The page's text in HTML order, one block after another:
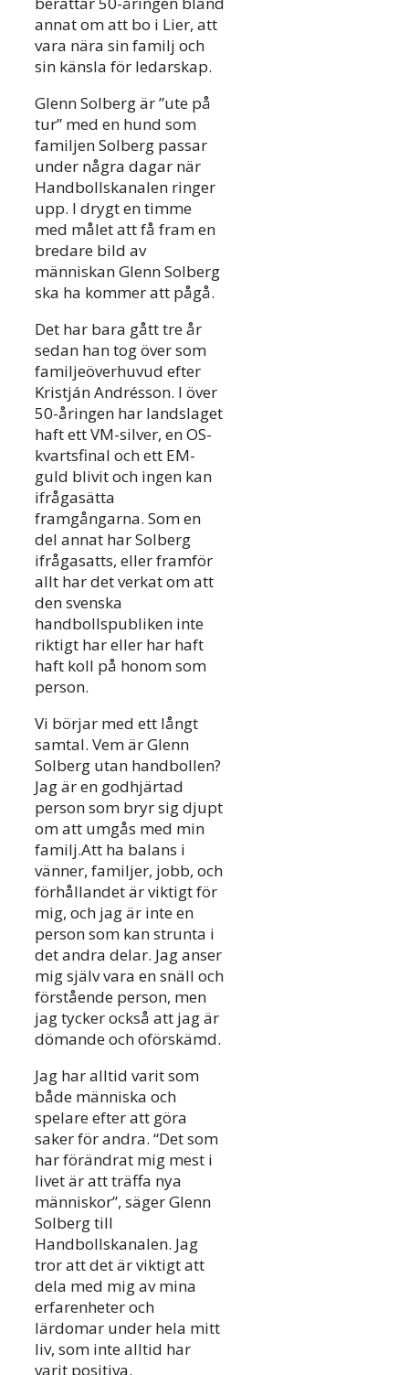
annat om att bo i Lier, att
vara nära sin familj och
sin känsla för ledarskap.
Glenn Solberg är ”ute på
tur” med en hund som
familjen Solberg passar
under några dagar när
Handbollskanalen ringer
upp. I drygt en timme
med målet att få fram en
bredare bild av
människan Glenn Solberg
ska ha kommer att pågå.
Det har bara gått tre år
sedan han tog över som
familjeöverhuvud efter
Kristján Andrésson. I över
50-åringen har landslaget
haft ett VM-silver, en OS-
kvartsfinal och ett EM-
guld blivit och ingen kan
ifrågasätta
framgångarna. Som en
del annat har Solberg
ifrågasatts, eller framför
allt har det verkat om att
den svenska
handbollspubliken inte
riktigt har eller har haft
haft koll på honom som
person.
Vi börjar med ett långt
samtal. Vem är Glenn
Solberg utan handbollen?
Jag är en godhjärtad
person som bryr sig djupt
om att umgås med min
familj.Att ha balans i
vänner, familjer, jobb, och
förhållandet är viktigt för
mig, och jag är inte en
person som kan strunta i
det andra delar. Jag anser
mig själv vara en snäll och
förstående person, men
jag tycker också att jag är
dömande och oförskämd.
Jag har alltid varit som
både människa och
spelare efter att göra
saker för andra. “Det som
har förändrat mig mest i
livet är att träffa nya
människor”, säger Glenn
Solberg till
Handbollskanalen. Jag
tror att det är viktigt att
dela med mig av mina
erfarenheter och
lärdomar under hela mitt
liv, som inte alltid har
varit positiva.